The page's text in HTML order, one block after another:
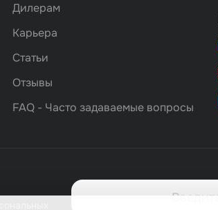
Дилерам
Карьера
Статьи
Отзывы
FAQ - Часто задаваемые вопросы